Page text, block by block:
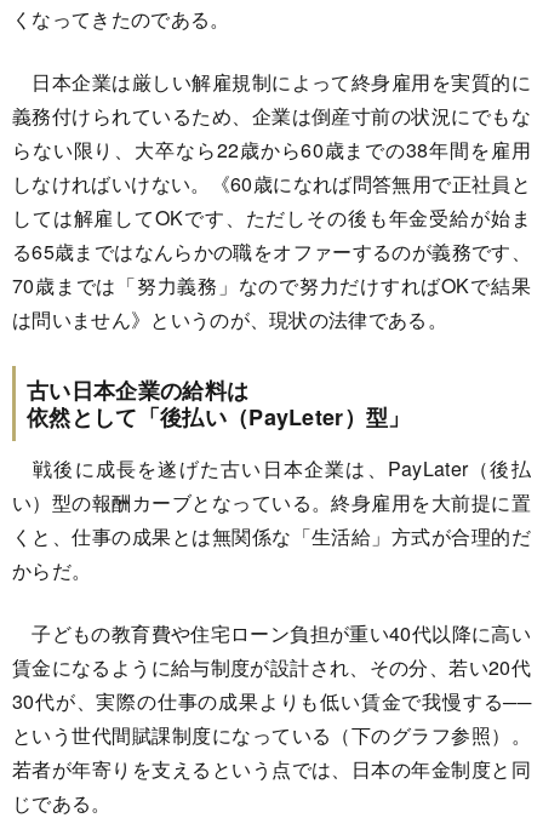
くなってきたのである。
日本企業は厳しい解雇規制によって終身雇用を実質的に
義務付けられているため、企業は倒産寸前の状況にでもな
らない限り、大卒なら22歳から60歳までの38年間を雇用
しなければいけない。《60歳になれば問答無用で正社員と
しては解雇してOKです、ただしその後も年金受給が始ま
る65歳まではなんらかの職をオファーするのが義務です、
70歳までは「努力義務」なので努力だけすればOKで結果
は問いません》というのが、現状の法律である。
古い日本企業の給料は
依然として「後払い（PayLeter）型」
戦後に成長を遂げた古い日本企業は、PayLater（後払
い）型の報酬カーブとなっている。終身雇用を大前提に置
くと、仕事の成果とは無関係な「生活給」方式が合理的だ
からだ。
子どもの教育費や住宅ローン負担が重い40代以降に高い
賃金になるように給与制度が設計され、その分、若い20代
30代が、実際の仕事の成果よりも低い賃金で我慢する──
という世代間賦課制度になっている（下のグラフ参照）。
若者が年寄りを支えるという点では、日本の年金制度と同
じである。